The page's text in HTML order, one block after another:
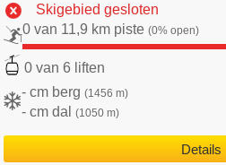
Skigebied gesloten
0 van 11,9 km piste (0% open)
0 van 6 liften
- cm berg (1456 m)
- cm dal (1050 m)
Details